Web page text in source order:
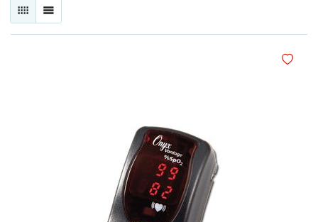
RUTENETT
LISTE
Legg i